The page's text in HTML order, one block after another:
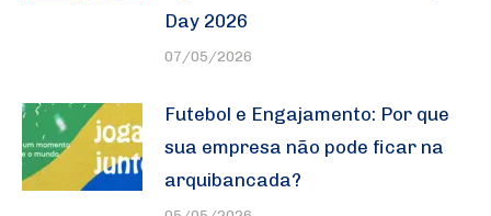
Day 2026
07/05/2026
Futebol e Engajamento: Por que
sua empresa não pode ficar na
arquibancada?